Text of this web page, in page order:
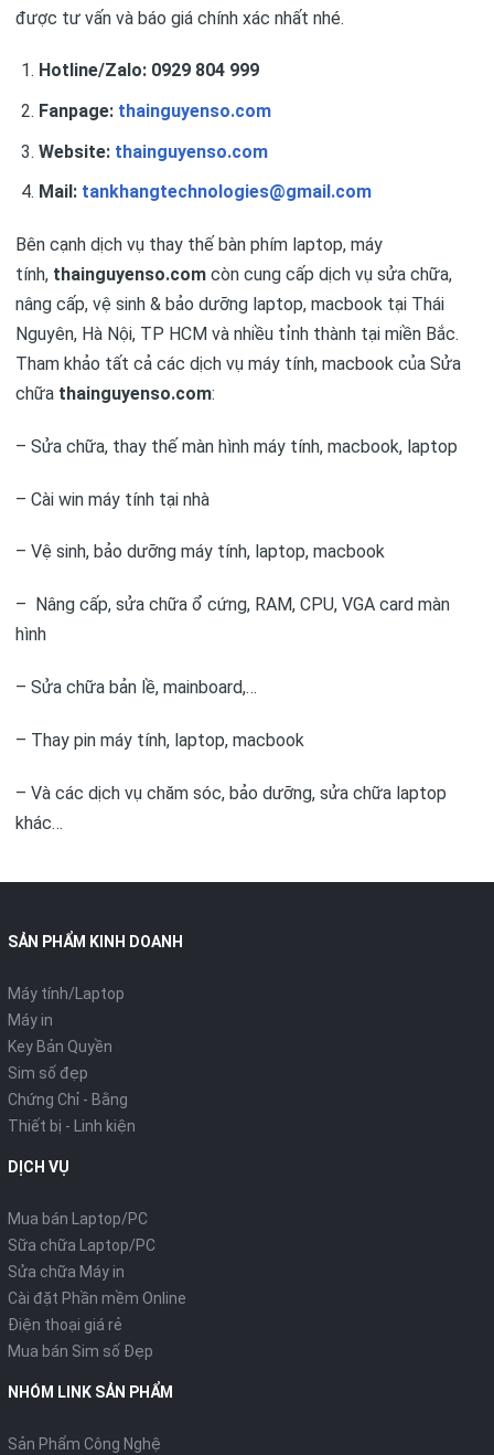
được tư vấn và báo giá chính xác nhất nhé.
Hotline/Zalo: 0929 804 999
Fanpage: thainguyenso.com
Website: thainguyenso.com
Mail: tankhangtechnologies@gmail.com
Bên cạnh dịch vụ thay thế bàn phím laptop, máy
tính, thainguyenso.com còn cung cấp dịch vụ sửa chữa,
nâng cấp, vệ sinh & bảo dưỡng laptop, macbook tại Thái
Nguyên, Hà Nội, TP HCM và nhiều tỉnh thành tại miền Bắc.
Tham khảo tất cả các dịch vụ máy tính, macbook của Sửa
chữa thainguyenso.com:
– Sửa chữa, thay thế màn hình máy tính, macbook, laptop
– Cài win máy tính tại nhà
– Vệ sinh, bảo dưỡng máy tính, laptop, macbook
– Nâng cấp, sửa chữa ổ cứng, RAM, CPU, VGA card màn
hình
– Sửa chữa bản lề, mainboard,…
– Thay pin máy tính, laptop, macbook
– Và các dịch vụ chăm sóc, bảo dưỡng, sửa chữa laptop
khác…
SẢN PHẨM KINH DOANH
Máy tính/Laptop
Máy in
Key Bản Quyền
Sim số đẹp
Chứng Chỉ - Bằng
Thiết bị - Linh kiện
DỊCH VỤ
Mua bán Laptop/PC
Sữa chữa Laptop/PC
Sửa chữa Máy in
Cài đặt Phần mềm Online
Điện thoại giá rẻ
Mua bán Sim số Đẹp
NHÓM LINK SẢN PHẨM
Sản Phẩm Công Nghệ